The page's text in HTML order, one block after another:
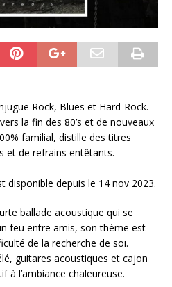
Rock, Blues et Hard-Rock.
la fin des 80’s et de nouveaux
familial, distille des titres
et de refrains entêtants.
disponible depuis le 14 nov 2023.
ballade acoustique qui se
feu entre amis, son thème est
de la recherche de soi.
guitares acoustiques et cajon
à l’ambiance chaleureuse.